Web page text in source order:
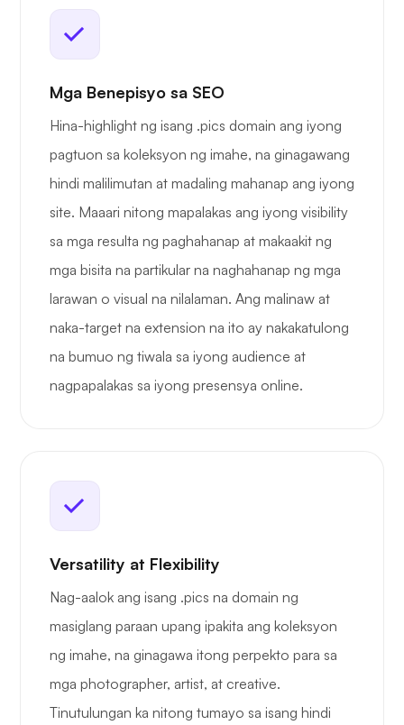
Mga Benepisyo sa SEO
Hina-highlight ng isang .pics domain ang iyong
pagtuon sa koleksyon ng imahe, na ginagawang
hindi malilimutan at madaling mahanap ang iyong
site. Maaari nitong mapalakas ang iyong visibility
sa mga resulta ng paghahanap at makaakit ng
mga bisita na partikular na naghahanap ng mga
larawan o visual na nilalaman. Ang malinaw at
naka-target na extension na ito ay nakakatulong
na bumuo ng tiwala sa iyong audience at
nagpapalakas sa iyong presensya online.
Versatility at Flexibility
Nag-aalok ang isang .pics na domain ng
masiglang paraan upang ipakita ang koleksyon
ng imahe, na ginagawa itong perpekto para sa
mga photographer, artist, at creative.
Tinutulungan ka nitong tumayo sa isang hindi